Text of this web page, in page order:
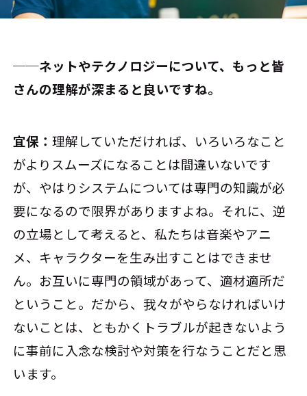
──ネットやテクノロジーについて、もっと皆
さんの理解が深まると良いですね。
宜保：理解していただければ、いろいろなこと
がよりスムーズになることは間違いないです
が、やはりシステムについては専門の知識が必
要になるので限界がありますよね。それに、逆
の立場として考えると、私たちは音楽やアニ
メ、キャラクターを生み出すことはできませ
ん。お互いに専門の領域があって、適材適所だ
ということ。だから、我々がやらなければいけ
ないことは、ともかくトラブルが起きないよう
に事前に入念な検討や対策を行なうことだと思
います。